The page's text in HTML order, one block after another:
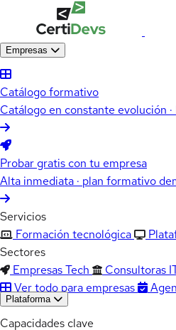
Empresas
Catálogo formativo
Catálogo en constante evolución
Probar gratis con tu empresa
Alta inmediata · plan formativo
Servicios
Formación tecnológica
Sectores
Empresas Tech
Consultoras
Ver todo para empresas
Plataforma
Capacidades clave